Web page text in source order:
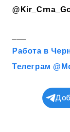
Работа в
Телеграм